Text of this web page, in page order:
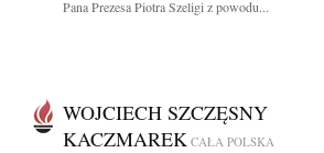
Pana Prezesa Piotra Szeligi z powodu...
WOJCIECH SZCZĘSNY
KACZMAREK CAŁA POLSKA